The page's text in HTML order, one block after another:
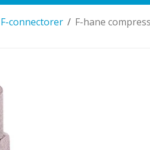
/
F-connectorer F-hane